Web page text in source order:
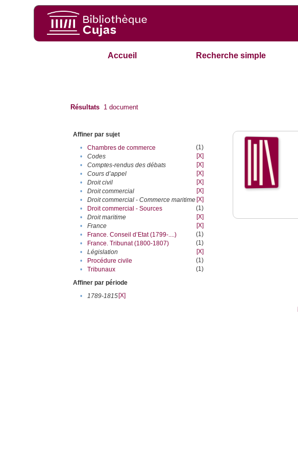
Accueil Recherche simple
Résultats 1 document
Affiner par sujet
•
Chambres de commerce
(1)
•
Codes
[X]
•
Comptes-rendus des débats
[X]
•
Cours d’appel
[X]
•
Droit civil
[X]
•
Droit commercial
[X]
•
Droit commercial - Commerce maritime [X]
•
Droit commercial - Sources
(1)
•
Droit maritime
[X]
•
France
[X]
•
France. Conseil d’Etat (1799-....)
(1)
•
France. Tribunat (1800-1807)
(1)
•
Législation
[X]
•
Procédure civile
(1)
•
Tribunaux
(1)
Affiner par période
•
1789-1815[X]